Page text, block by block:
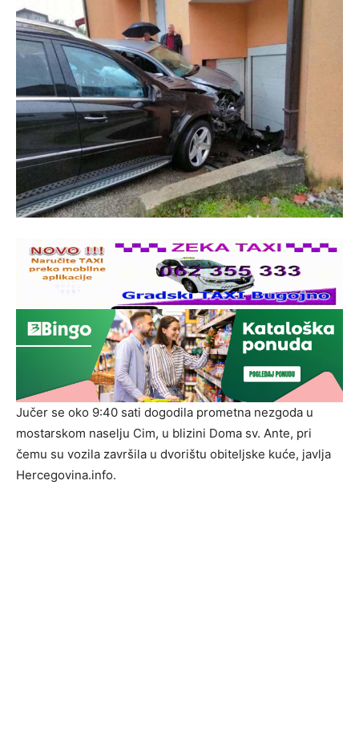
Jučer se oko 9:40 sati dogodila prometna nezgoda u
mostarskom naselju Cim, u blizini Doma sv. Ante, pri
čemu su vozila završila u dvorištu obiteljske kuće, javlja
Hercegovina.info.